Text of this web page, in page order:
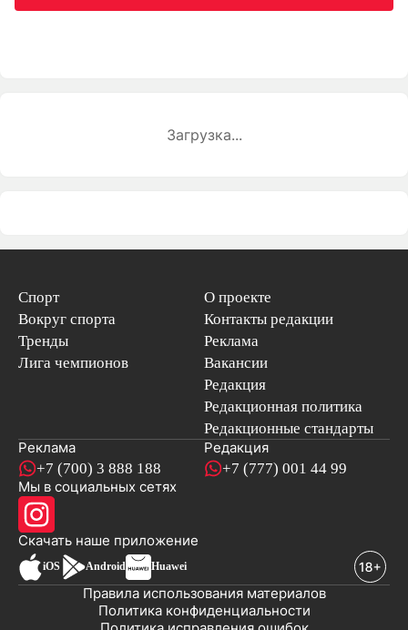
Загрузка...
Спорт
Вокруг спорта
Тренды
Лига чемпионов
О проекте
Контакты редакции
Реклама
Вакансии
Редакция
Редакционная политика
Редакционные стандарты
Реклама
+7 (700) 3 888 188
Редакция
+7 (777) 001 44 99
Мы в социальных сетях
Скачать наше приложениеновостей
iOS Android Huawei
Политика конфиденциальности
Правила использования материалов